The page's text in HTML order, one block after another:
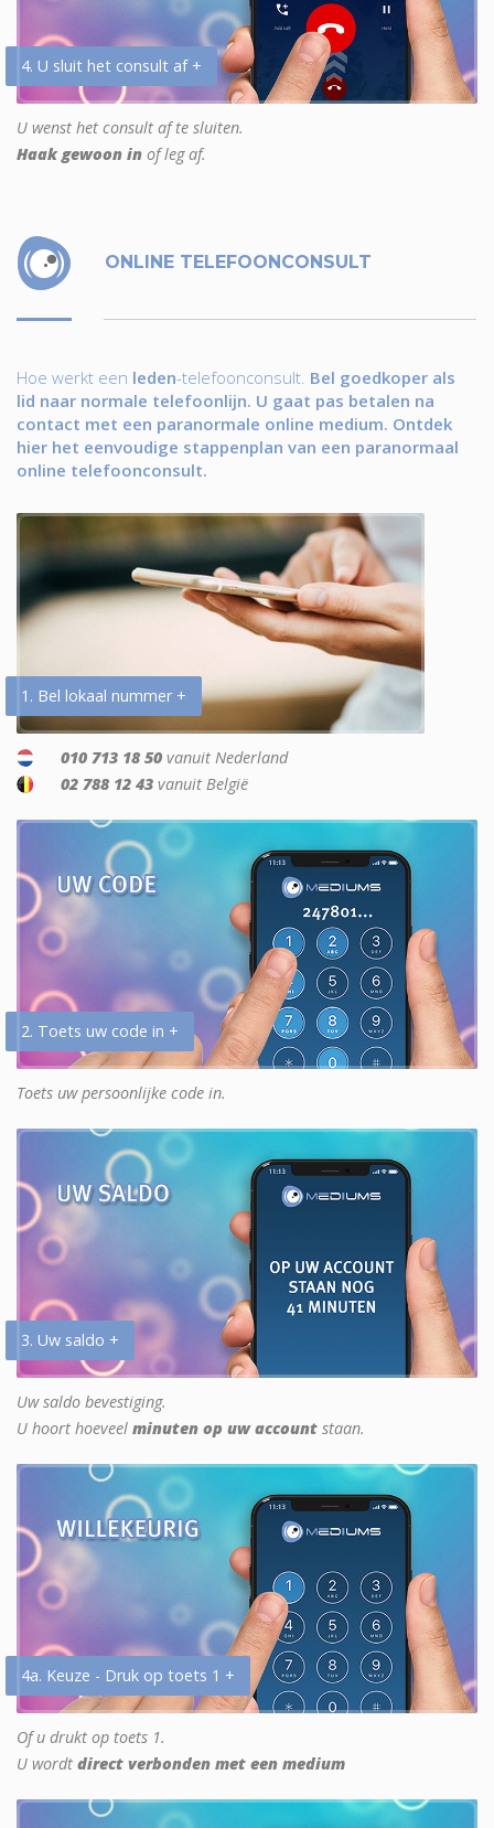
4. U sluit het consult af +
U wenst het consult af te sluiten.
Haak gewoon in of leg af.
ONLINE TELEFOONCONSULT
Hoe werkt een leden-telefoonconsult. Bel goedkoper als
lid naar normale telefoonlijn. U gaat pas betalen na
contact met een paranormale online medium. Ontdek
hier het eenvoudige stappenplan van een paranormaal
online telefoonconsult.
1. Bel lokaal nummer +
010 713 18 50 vanuit Nederland
02 788 12 43 vanuit België
2. Toets uw code in +
Toets uw persoonlijke code in.
3. Uw saldo +
Uw saldo bevestiging.
U hoort hoeveel minuten op uw account staan.
4a. Keuze - Druk op toets 1 +
Of u drukt op toets 1.
U wordt direct verbonden met een medium